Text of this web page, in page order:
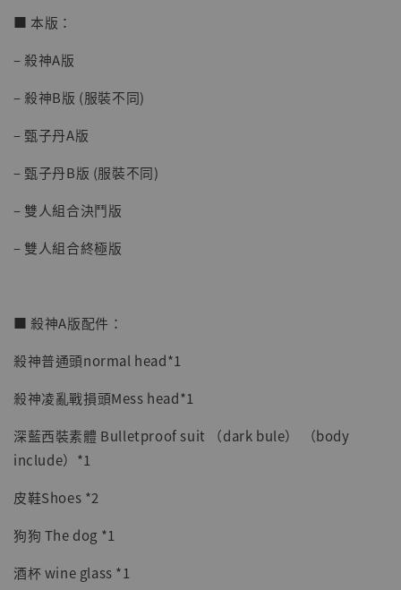
【店內現貨】海賊王 系列蒐藏雕像 布魯克達
NT$ 1,870
■ 本版：
– 殺神A版
– 殺神B版 (服裝不同)
– 甄子丹A版
– 甄子丹B版 (服裝不同)
– 雙人組合決鬥版
– 雙人組合終極版
■ 殺神A版配件：
殺神普通頭normal head*1
殺神凌亂戰損頭Mess head*1
深藍西裝素體 Bulletproof suit （dark bule） （body
include）*1
皮鞋Shoes *2
狗狗 The dog *1
酒杯 wine glass *1